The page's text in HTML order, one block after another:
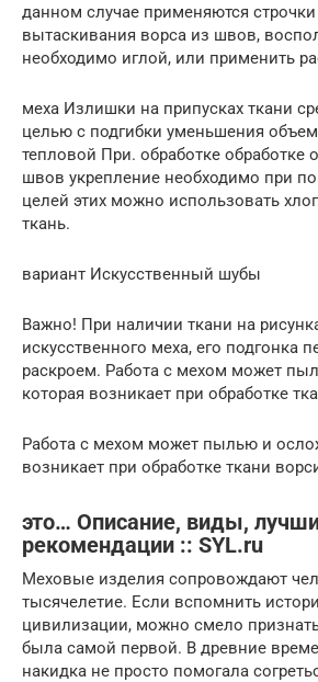
данном случае применяются
вытаскивания ворса из швов,
необходимо иглой, или применить
меха Излишки на припусках ткани
целью с подгибки уменьшения
тепловой При. обработке обработке
швов укрепление необходимо при
целей этих можно использовать
ткань.
вариант Искусственный шубы
Важно! При наличии ткани на
искусственного меха, его подгонка
раскроем. Работа с мехом может
которая возникает при обработке
Работа с мехом может пылью и
возникает при обработке ткани
это… Описание, виды,
рекомендации :: SYL.ru
Меховые изделия сопровождают
тысячелетие. Если вспомнить
цивилизации, можно смело
была самой первой. В древние
накидка не просто помогала